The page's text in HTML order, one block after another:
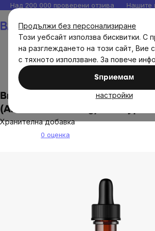
Продължи без персонализиране
Този уебсайт използва бисквитки. С
на разглеждането на този сайт, Вие
с тяхното използване. За повече
Sпpиeмaм
настройки
Прескочи
към
съдържанието
Над 200 000 проверени отзива Нашите
Тинктура
BrainMax Pure® Американски
(American Ginseng) тинктура
Хранителна добавка
0 оценка